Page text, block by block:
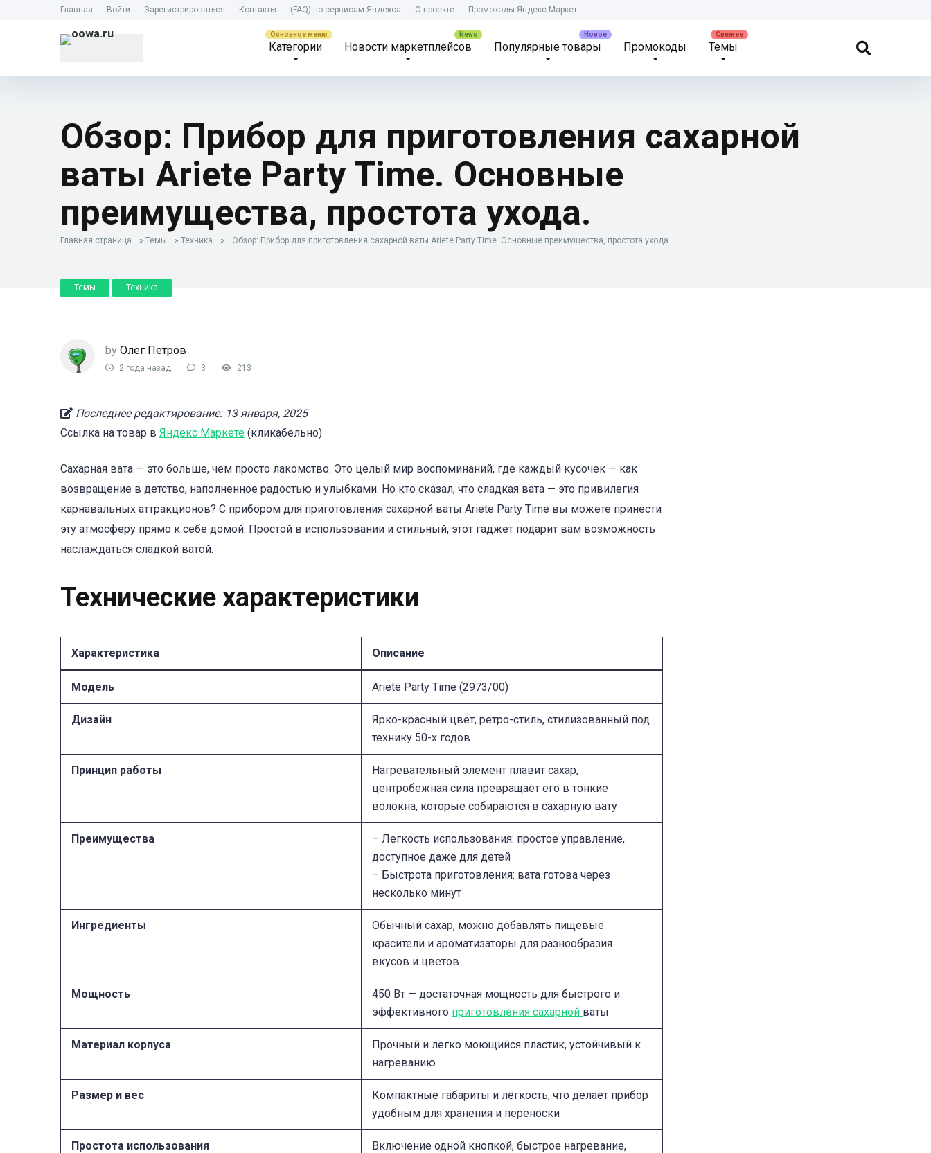
Главная Войти Зарегистрироваться Контакты (FAQ) по сервисам Яндекса О проекте Промокоды Яндекс Маркет
Категории Новости маркетплейсов Популярные товары Промокоды Темы
Обзор: Прибор для приготовления сахарной
ваты Ariete Party Time. Основные
преимущества, простота ухода.
Главная страница » Темы » Техника » Обзор: Прибор для приготовления сахарной ваты Ariete Party Time. Основные преимущества, простота ухода.
Темы Техника
by Олег Петров
2 года назад 3 213
Последнее редактирование: 13 января, 2025
Ссылка на товар в Яндекс Маркете (кликабельно)
Сахарная вата — это больше, чем просто лакомство. Это целый мир воспоминаний, где каждый кусочек — как
возвращение в детство, наполненное радостью и улыбками. Но кто сказал, что сладкая вата — это привилегия
карнавальных аттракционов? С прибором для приготовления сахарной ваты Ariete Party Time вы можете принести
эту атмосферу прямо к себе домой. Простой в использовании и стильный, этот гаджет подарит вам возможность
наслаждаться сладкой ватой.
Технические характеристики
Характеристика Описание
Модель Ariete Party Time (2973/00)
Дизайн
Ярко-красный цвет, ретро-стиль, стилизованный под
технику 50-х годов
Принцип работы
Нагревательный элемент плавит сахар,
центробежная сила превращает его в тонкие
волокна, которые собираются в сахарную вату
Преимущества
– Легкость использования: простое управление,
доступное даже для детей
– Быстрота приготовления: вата готова через
несколько минут
Ингредиенты
Обычный сахар, можно добавлять пищевые
красители и ароматизаторы для разнообразия
вкусов и цветов
Мощность
450 Вт — достаточная мощность для быстрого и
эффективного приготовления сахарной ваты
Материал корпуса
Прочный и легко моющийся пластик, устойчивый к
нагреванию
Размер и вес
Компактные габариты и лёгкость, что делает прибор
удобным для хранения и переноски
Простота использования
Включение одной кнопкой, быстрое нагревание,